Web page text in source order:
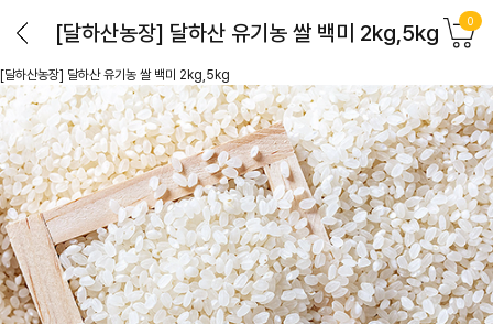
[달하산농장] 달하산 유기농 쌀 백미 2kg,5kg 0
[달하산농장] 달하산 유기농 쌀 백미 2kg,5kg